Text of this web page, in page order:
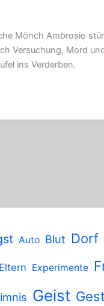
Auto Blut Dorf
Eltern Experimente
Geist
Mönch Ambrosio
Versuchung, Mord
ins Verderben.